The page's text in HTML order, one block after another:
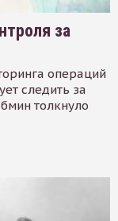
за
операций
следить за
толкнуло